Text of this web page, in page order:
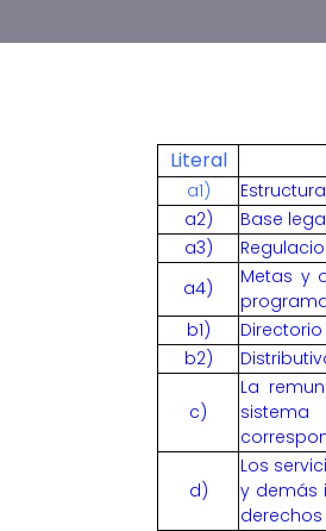
Literal
a1)
a2)
Base
a3)
a4)
Metas y
b1)
b2)
c)
La
d)
Los
y demás